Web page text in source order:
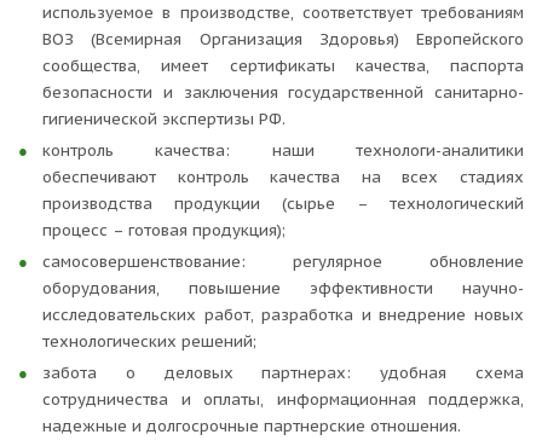
используемое в производстве, соответствует требованиям
ВОЗ (Всемирная Организация Здоровья) Европейского
сообщества, имеет сертификаты качества, паспорта
безопасности и заключения государственной санитарно-
гигиенической экспертизы РФ.
контроль качества: наши технологи-аналитики
обеспечивают контроль качества на всех стадиях
производства продукции (сырье – технологический
процесс – готовая продукция);
самосовершенствование: регулярное обновление
оборудования, повышение эффективности научно-
исследовательских работ, разработка и внедрение новых
технологических решений;
забота о деловых партнерах: удобная схема
сотрудничества и оплаты, информационная поддержка,
надежные и долгосрочные партнерские отношения.